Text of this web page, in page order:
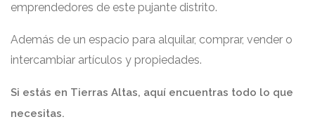
emprendedores de este pujante distrito.
Además de un espacio para alquilar, comprar, vender o
intercambiar artículos y propiedades.
Si estás en Tierras Altas, aquí encuentras todo lo que
necesitas.